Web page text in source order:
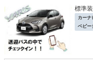
標準
カーナ
ベビー